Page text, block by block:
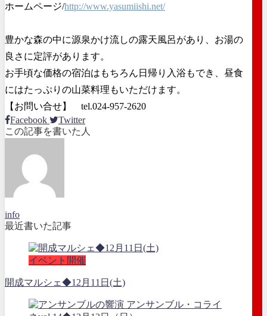
ホームページ/http://www.yasumiishi.net/
豊かな森の中に源泉かけ流しの露天風呂があり、お湯の
良さに定評があります。
お手頃な価格の宿泊はもちろん日帰り入浴もでき、昼食
にはたっぷりの山菜料理もいただけます。
【お問い合せ】 tel.024-957-2620
Facebook
Twitter
この記事を書いた人
info
最近書いた記事
イベント開催
開成マルシェ◆12月11日(土)